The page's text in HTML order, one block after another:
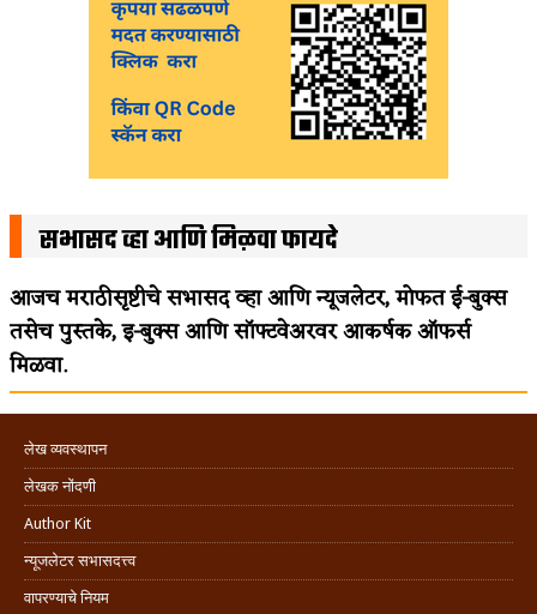
सभासद व्हा आणि मिळवा फायदे
आजच मराठीसृष्टीचे सभासद व्हा आणि न्यूजलेटर, मोफत ई-बुक्स
तसेच पुस्तके, इ-बुक्स आणि सॉफ्टवेअरवर आकर्षक ऑफर्स
मिळवा.
लेख व्यवस्थापन
लेखक नोंदणी
Author Kit
न्यूजलेटर सभासदत्त्व
वापरण्याचे नियम